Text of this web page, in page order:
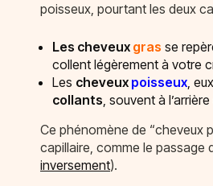
poisseux, pourtant les deux
Les cheveux gras se
collent légèrement à votre
Les cheveux poisseux,
collants, souvent à
Ce phénomène de “cheveux
capillaire, comme le passage
inversement).